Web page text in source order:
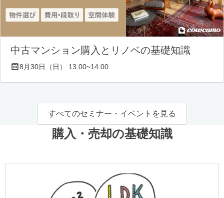
中古マンション購入とリノベの基礎知識
8月30日（日） 13:00~14:00
すべてのセミナー・イベントを見る
購入・売却の基礎知識